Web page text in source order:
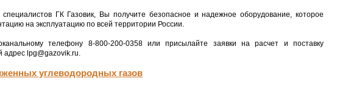
ГК Газовик, Вы получите безопасное и надежное оборудование, которое
на эксплуатацию по всей территории России.
телефону 8-800-200-0358 или присылайте заявки на расчет и поставку
lpg@gazovik.ru.
углеводородных газов